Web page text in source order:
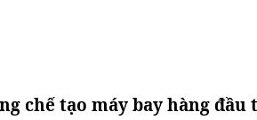
chế tạo máy bay hàng đầu